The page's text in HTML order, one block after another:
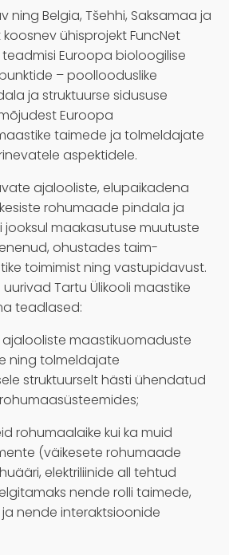
ning Belgia, Tšehhi, Saksamaa ja
ühisprojekt FuncNet
Euroopa bioloogilise
– poollooduslike
ja struktuurse sidususe
Euroopa
taimede ja tolmeldajate
aspektidele.
ajalooliste, elupaikadena
rohumaade pindala ja
jooksul maakasutuse muutuste
ohustades taim-
toimimist ning vastupidavust.
Tartu Ülikooli maastike
teadlased:
maastikuomaduste
ning tolmeldajate
struktuurselt hästi ühendatud
rohumaalaike kui ka muid
(väikesete rohumaade
elektriliinide all tehtud
nende rolli taimede,
nende interaktsioonide